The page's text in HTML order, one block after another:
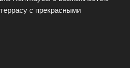
с прекрасными